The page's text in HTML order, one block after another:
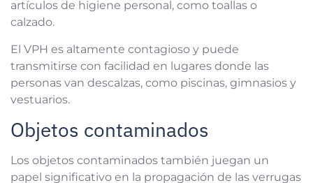
artículos de higiene personal, como toallas o
calzado.
El VPH es altamente contagioso y puede
transmitirse con facilidad en lugares donde las
personas van descalzas, como piscinas, gimnasios y
vestuarios.
Objetos contaminados
Los objetos contaminados también juegan un
papel significativo en la propagación de las verrugas